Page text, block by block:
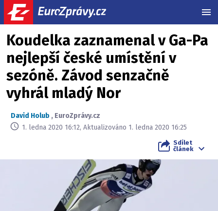
Koudelka zaznamenal v Ga-Pa
nejlepší české umístění v
sezóně. Závod senzačně
vyhrál mladý Nor
David Holub , EuroZprávy.cz
1. ledna 2020 16:12, Aktualizováno 1. ledna 2020 16:25
Sdílet
článek